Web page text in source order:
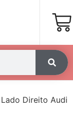
Direito Audi